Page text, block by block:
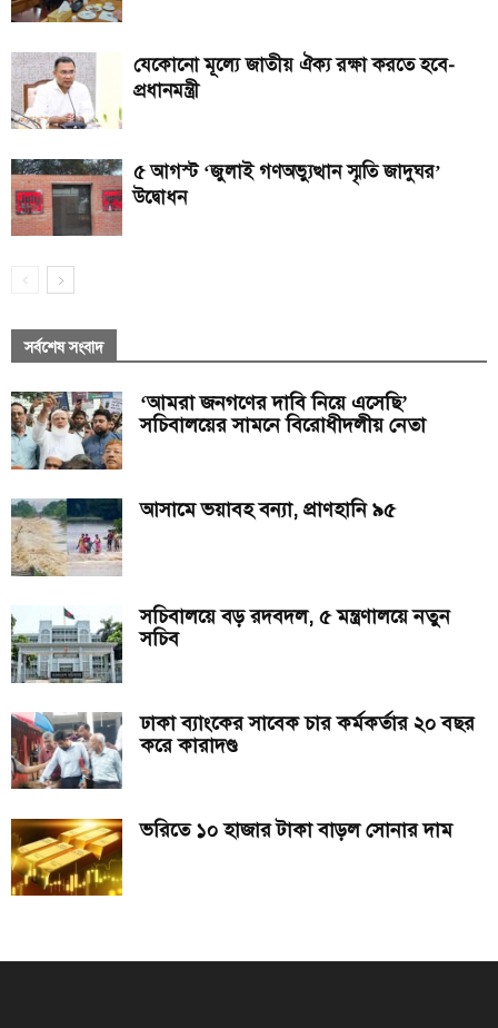
যেকোনো মূল্যে জাতীয় ঐক্য রক্ষা করতে হবে-
প্রধানমন্ত্রী
৫ আগস্ট ‘জুলাই গণঅভ্যুত্থান স্মৃতি জাদুঘর’
উদ্বোধন
সর্বশেষ সংবাদ
‘আমরা জনগণের দাবি নিয়ে এসেছি’
সচিবালয়ের সামনে বিরোধীদলীয় নেতা
আসামে ভয়াবহ বন্যা, প্রাণহানি ৯৫
সচিবালয়ে বড় রদবদল, ৫ মন্ত্রণালয়ে নতুন
সচিব
ঢাকা ব্যাংকের সাবেক চার কর্মকর্তার ২০ বছর
করে কারাদণ্ড
ভরিতে ১০ হাজার টাকা বাড়ল সোনার দাম